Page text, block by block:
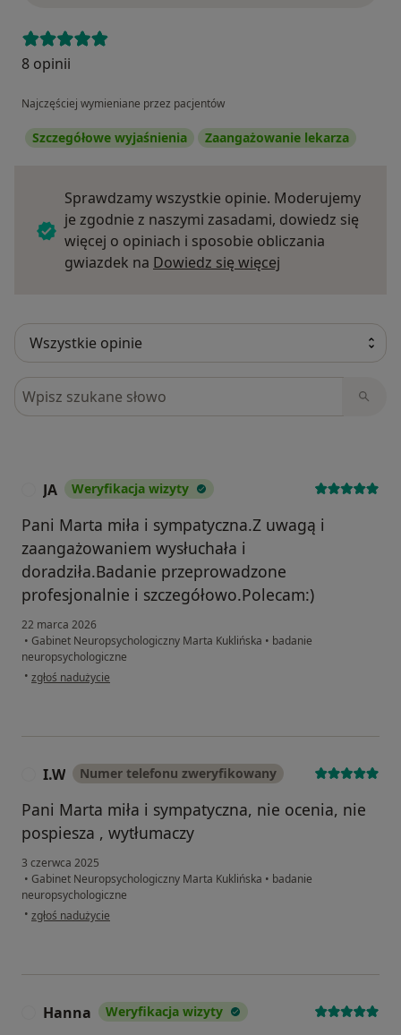
8 opinii
Najczęściej wymieniane przez pacjentów
Szczegółowe wyjaśnienia Zaangażowanie lekarza
Sprawdzamy wszystkie opinie. Moderujemy
je zgodnie z naszymi zasadami, dowiedz się
więcej o opiniach i sposobie obliczania
gwiazdek na Dowiedz się więcej
Szukaj w opiniach
JA Weryfikacja wizyty
Pani Marta miła i sympatyczna.Z uwagą i
zaangażowaniem wysłuchała i
doradziła.Badanie przeprowadzone
profesjonalnie i szczegółowo.Polecam:)
22 marca 2026
• Gabinet Neuropsychologiczny Marta Kuklińska • badanie
neuropsychologiczne
• w opinii użytkownika JA
zgłoś nadużycie
I.W Numer telefonu zweryfikowany
Pani Marta miła i sympatyczna, nie ocenia, nie
pospiesza , wytłumaczy
3 czerwca 2025
• Gabinet Neuropsychologiczny Marta Kuklińska • badanie
neuropsychologiczne
• w opinii użytkownika I.W
zgłoś nadużycie
Hanna Weryfikacja wizyty